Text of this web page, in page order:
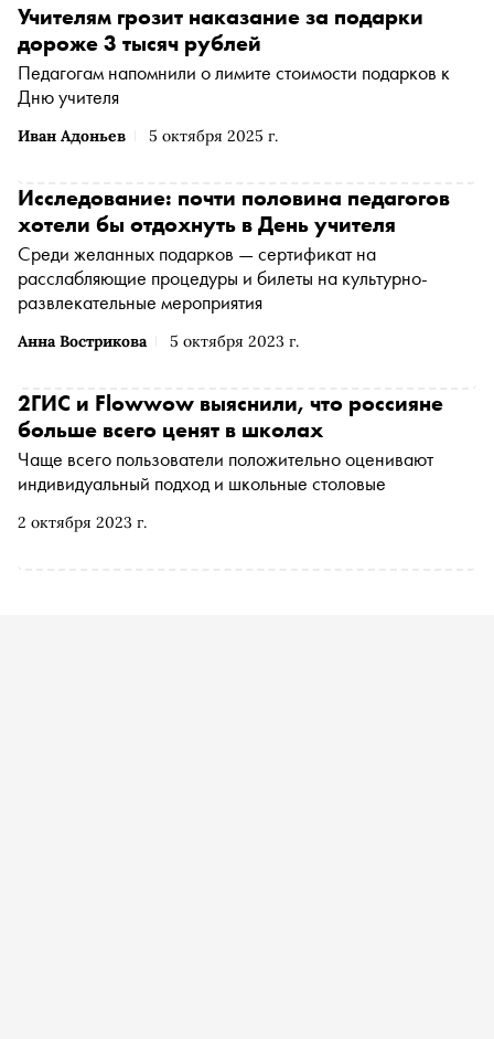
Иван Адоньев 5 октября 2025 г.
Учителям грозит наказание за подарки
дороже 3 тысяч рублей
Педагогам напомнили о лимите стоимости подарков к
Дню учителя
Анна Вострикова 5 октября 2023 г.
Исследование: почти половина педагогов
хотели бы отдохнуть в День учителя
Среди желанных подарков — сертификат на
расслабляющие процедуры и билеты на культурно-
развлекательные мероприятия
2 октября 2023 г.
2ГИС и Flowwow выяснили, что россияне
больше всего ценят в школах
Чаще всего пользователи положительно оценивают
индивидуальный подход и школьные столовые